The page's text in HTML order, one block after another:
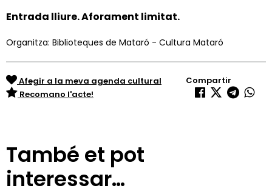
Entrada lliure. Aforament limitat.
Organitza: Biblioteques de Mataró - Cultura Mataró
Afegir a la meva agenda cultural
Recomano l'acte!
Compartir
També et pot
interessar…